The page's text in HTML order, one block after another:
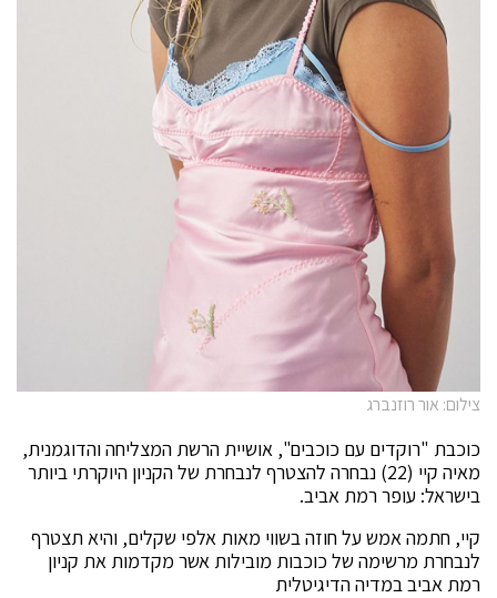
צילום: אור רוזנברג
כוכבת "רוקדים עם כוכבים", אושיית הרשת המצליחה והדוגמנית,
מאיה קיי (22) נבחרה להצטרף לנבחרת של הקניון היוקרתי ביותר
בישראל: עופר רמת אביב.
קיי, חתמה אמש על חוזה בשווי מאות אלפי שקלים, והיא תצטרף
לנבחרת מרשימה של כוכבות מובילות אשר מקדמות את קניון
רמת אביב במדיה הדיגיטלית